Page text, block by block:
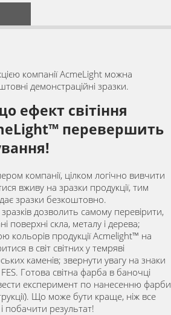
компанії AcmeLight можна
демонстраційні зразки.
ефект світіння
перевершить
компанії, цілком логічно вивчити
вживу на зразки продукції, тим
зразки безкоштовно.
дозволить самому перевірити,
поверхні скла, металу і дерева;
кольорів продукції Acmelight™ на
в світ світних у темряві
каменів; звернути увагу на знаки
Готова світна фарба в баночці
експеримент по нанесенню фарби
Що може бути краще, ніж все
побачити результат!